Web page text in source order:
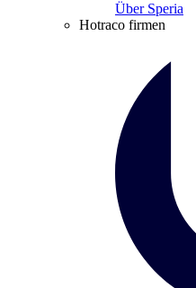
Über Speria
Hotraco firmen